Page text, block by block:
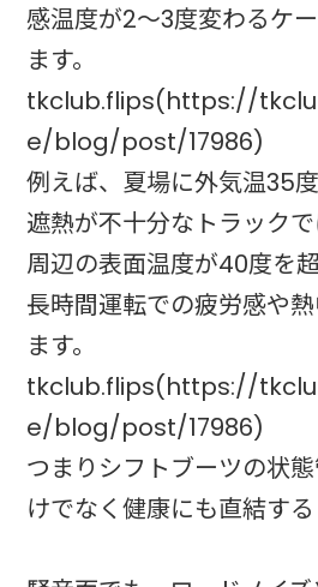
感温度が2～3度変わるケ
ます。
tkclub.flips(https://
e/blog/post/17986)
例えば、夏場に外気温35
遮熱が不十分なトラック
周辺の表面温度が40度を
長時間運転での疲労感や
ます。
tkclub.flips(https://
e/blog/post/17986)
つまりシフトブーツの状
けでなく健康にも直結する